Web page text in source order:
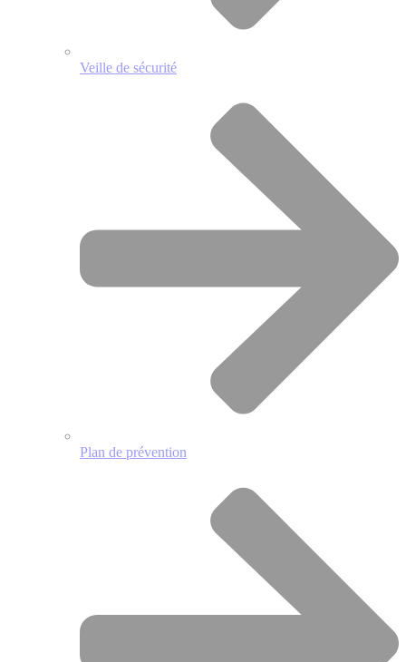
Veille de sécurité
Plan de prévention